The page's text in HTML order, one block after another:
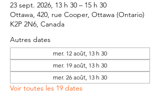
23 sept. 2026, 13 h 30 – 15 h 30
Ottawa, 420, rue Cooper, Ottawa (Ontario)
K2P 2N6, Canada
Autres dates
mer. 12 août, 13 h 30
mer. 19 août, 13 h 30
mer. 26 août, 13 h 30
Voir toutes les 19 dates